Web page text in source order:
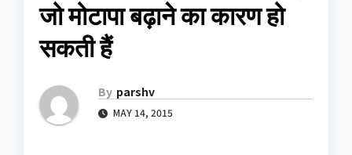
जो मोटापा बढ़ाने का कारण हो
सकती हैं
By parshv
MAY 14, 2015